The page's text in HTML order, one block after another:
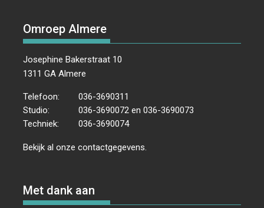
Omroep Almere
Josephine Bakerstraat 10
1311 GA Almere
Telefoon:
036-3690311
Studio:
036-3690072 en 036-3690073
Techniek:
036-3690074
Bekijk al onzecontactgegevens
Met dank aan